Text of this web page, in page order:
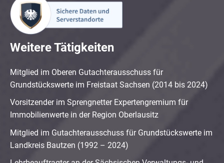
Weitere Tätigkeiten
Mitglied im Oberen Gutachterausschuss für
Grundstückswerte im Freistaat Sachsen (2014 bis 2024)
Vorsitzender im Sprengnetter Expertengremium für
Immobilienwerte in der Region Oberlausitz
Mitglied im Gutachterausschuss für Grundstückswerte im
Landkreis Bautzen (1992 – 2024)